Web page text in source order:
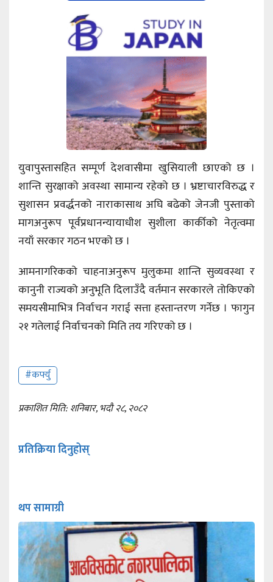
युवापुस्तासहित सम्पूर्ण देशवासीमा खुसियाली छाएको छ ।
शान्ति सुरक्षाको अवस्था सामान्य रहेको छ । भ्रष्टाचारविरुद्ध र
सुशासन प्रवर्द्धनको नाराकासाथ अघि बढेको जेनजी पुस्ताको
मागअनुरूप पूर्वप्रधानन्यायाधीश सुशीला कार्कीको नेतृत्वमा
नयाँ सरकार गठन भएको छ ।
आमनागरिकको चाहनाअनुरूप मुलुकमा शान्ति सुव्यवस्था र
कानुनी राज्यको अनुभूति दिलाउँदै वर्तमान सरकारले तोकिएको
समयसीमाभित्र निर्वाचन गराई सत्ता हस्तान्तरण गर्नेछ । फागुन
२१ गतेलाई निर्वाचनको मिति तय गरिएको छ ।
#कर्फ्यु
प्रकाशित मिति: शनिबार, भदौ २८, २०८२
प्रतिक्रिया दिनुहोस्
थप सामाग्री